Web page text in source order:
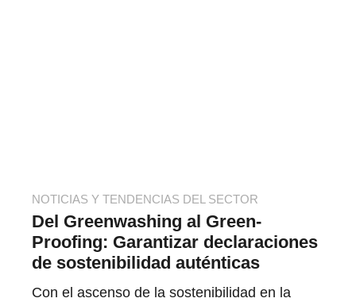
NOTICIAS Y TENDENCIAS DEL SECTOR
Del Greenwashing al Green-
Proofing: Garantizar declaraciones
de sostenibilidad auténticas
Con el ascenso de la sostenibilidad en la